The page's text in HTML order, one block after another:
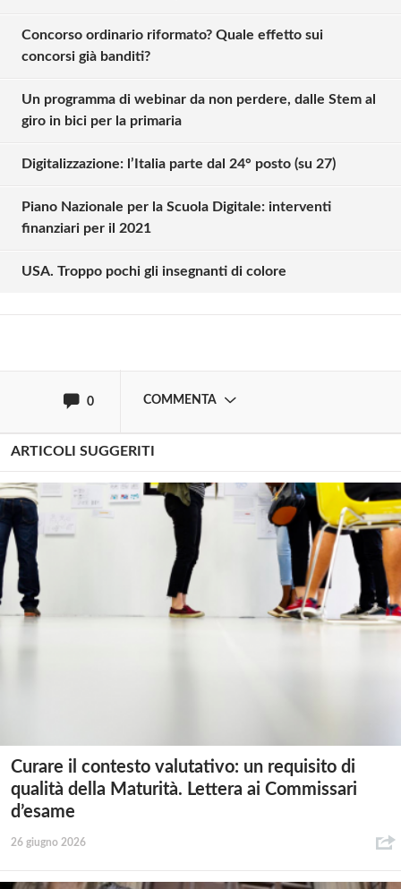
Concorso ordinario riformato? Quale effetto sui
concorsi già banditi?
Un programma di webinar da non perdere, dalle Stem al
giro in bici per la primaria
Digitalizzazione: l’Italia parte dal 24° posto (su 27)
Piano Nazionale per la Scuola Digitale: interventi
finanziari per il 2021
USA. Troppo pochi gli insegnanti di colore
0 COMMENTA
Solo gli utenti registrati possono
commentare!
Effettua il Login o Registrati
ARTICOLI SUGGERITI
Curare il contesto valutativo: un requisito di
qualità della Maturità. Lettera ai Commissari
d’esame
26 giugno 2026